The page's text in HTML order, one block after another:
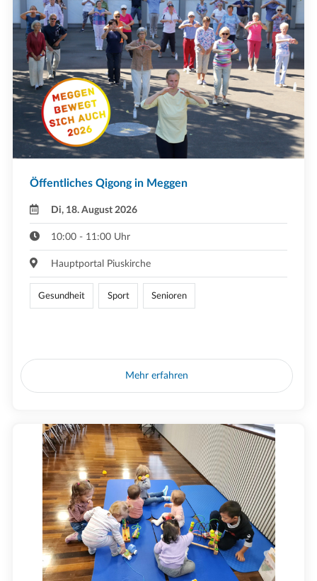
Öffentliches Qigong in Meggen
Di, 18. August 2026
10:00 - 11:00 Uhr
Hauptportal Piuskirche
Gesundheit Sport Senioren
Mehr erfahren